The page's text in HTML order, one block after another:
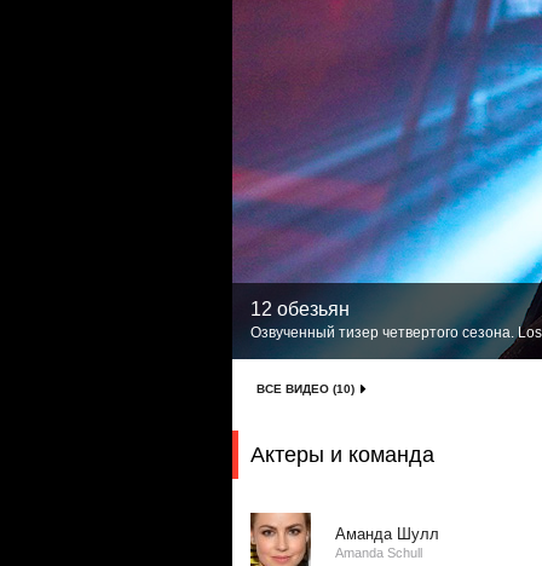
12 обезьян
Озвученный тизер четвертого сезона.
ВСЕ ВИДЕО (10)
Актеры и команда
Аманда Шулл
Amanda Schull